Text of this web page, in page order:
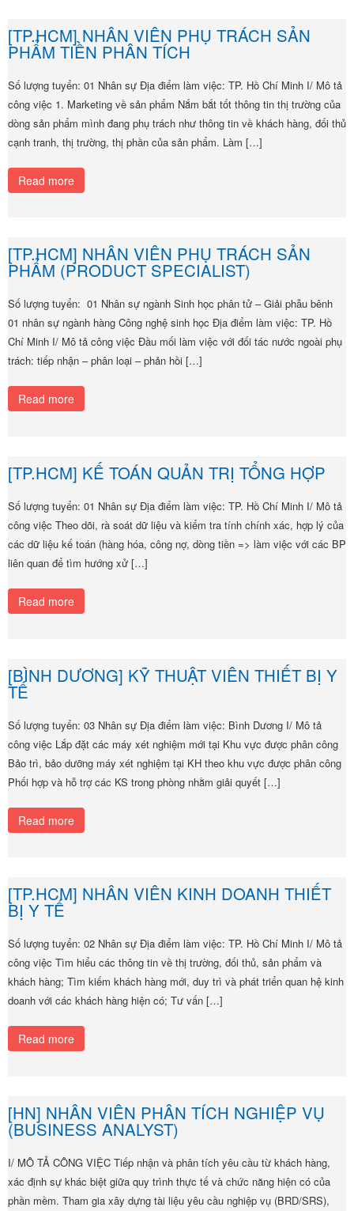
[TP.HCM] NHÂN VIÊN PHỤ TRÁCH SẢN
PHẨM TIỀN PHÂN TÍCH
Số lượng tuyển: 01 Nhân sự Địa điểm làm việc: TP. Hồ Chí Minh I/ Mô tả
công việc 1. Marketing về sản phẩm Nắm bắt tốt thông tin thị trường của
dòng sản phẩm mình đang phụ trách như thông tin về khách hàng, đối thủ
cạnh tranh, thị trường, thị phần của sản phẩm. Làm […]
Read more
[TP.HCM] NHÂN VIÊN PHỤ TRÁCH SẢN
PHẨM (PRODUCT SPECIALIST)
Số lượng tuyển: 01 Nhân sự ngành Sinh học phân tử – Giải phẫu bênh
01 nhân sự ngành hàng Công nghệ sinh học Địa điểm làm việc: TP. Hồ
Chí Minh I/ Mô tả công việc Đầu mối làm việc với đối tác nước ngoài phụ
trách: tiếp nhận – phân loại – phản hồi […]
Read more
[TP.HCM] KẾ TOÁN QUẢN TRỊ TỔNG HỢP
Số lượng tuyển: 01 Nhân sự Địa điểm làm việc: TP. Hồ Chí Minh I/ Mô tả
công việc Theo dõi, rà soát dữ liệu và kiểm tra tính chính xác, hợp lý của
các dữ liệu kế toán (hàng hóa, công nợ, dòng tiền => làm việc với các BP
liên quan để tìm hướng xử […]
Read more
[BÌNH DƯƠNG] KỸ THUẬT VIÊN THIẾT BỊ Y
TẾ
Số lượng tuyển: 03 Nhân sự Địa điểm làm việc: Bình Dương I/ Mô tả
công việc Lắp đặt các máy xét nghiệm mới tại Khu vực được phân công
Bảo trì, bảo dưỡng máy xét nghiệm tại KH theo khu vực được phân công
Phối hợp và hỗ trợ các KS trong phòng nhằm giải quyết […]
Read more
[TP.HCM] NHÂN VIÊN KINH DOANH THIẾT
BỊ Y TẾ
Số lượng tuyển: 02 Nhân sự Địa điểm làm việc: TP. Hồ Chí Minh I/ Mô tả
công việc Tìm hiểu các thông tin về thị trường, đối thủ, sản phẩm và
khách hàng; Tìm kiếm khách hàng mới, duy trì và phát triển quan hệ kinh
doanh với các khách hàng hiện có; Tư vấn […]
Read more
[HN] NHÂN VIÊN PHÂN TÍCH NGHIỆP VỤ
(BUSINESS ANALYST)
I/ MÔ TẢ CÔNG VIỆC Tiếp nhận và phân tích yêu cầu từ khách hàng,
xác định sự khác biệt giữa quy trình thực tế và chức năng hiện có của
phần mềm. Tham gia xây dựng tài liệu yêu cầu nghiệp vụ (BRD/SRS),